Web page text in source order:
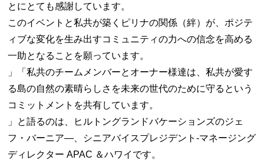
とにとても感謝しています。
このイベントと私共が築くピリナの関係（絆）が、ポジテ
ィブな変化を生み出すコミュニティの力への信念を高める
一助となることを願っています。
」「私共のチームメンバーとオーナー様達は、私共が愛す
る島の自然の素晴らしさを未来の世代のために守るという
コミットメントを共有しています。
」と語るのは、ヒルトングランドバケーションズのジェ
フ・バーニア―、シニアバイスプレジデント‐マネージング
ディレクター APAC ＆ハワイです。